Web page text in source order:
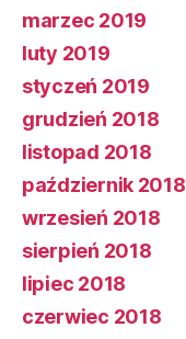
marzec 2019
luty 2019
styczeń 2019
grudzień 2018
listopad 2018
październik 2018
wrzesień 2018
sierpień 2018
lipiec 2018
czerwiec 2018